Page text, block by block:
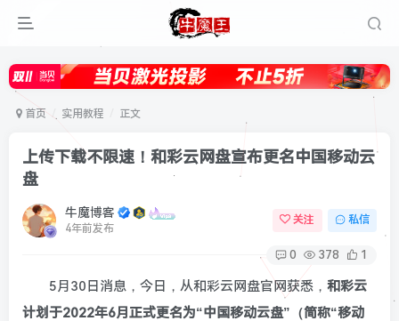
首页 实用教程 正文
上传下载不限速！和彩云网盘宣布更名中国移动云
盘
牛魔博客
4年前发布
关注 私信
0 378 1
5月30日消息，今日，从和彩云网盘官网获悉， 和彩云
计划于2022年6月正式更名为“中国移动云盘”（简称“移动